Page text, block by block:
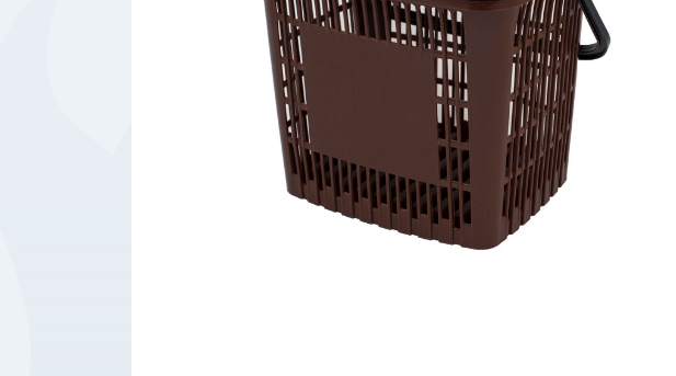
Glasbewassing
Bedrijfsbenodigdheden
Persoonlijke